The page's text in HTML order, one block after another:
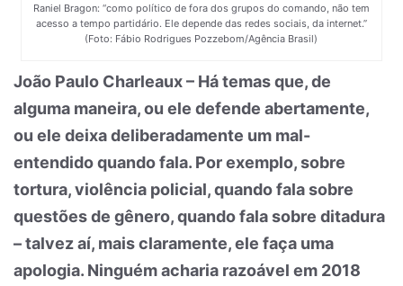
Raniel Bragon: “como político de fora dos grupos do comando, não tem
acesso a tempo partidário. Ele depende das redes sociais, da internet.”
(Foto: Fábio Rodrigues Pozzebom/Agência Brasil)
João Paulo Charleaux – Há temas que, de
alguma maneira, ou ele defende abertamente,
ou ele deixa deliberadamente um mal-
entendido quando fala. Por exemplo, sobre
tortura, violência policial, quando fala sobre
questões de gênero, quando fala sobre ditadura
– talvez aí, mais claramente, ele faça uma
apologia. Ninguém acharia razoável em 2018